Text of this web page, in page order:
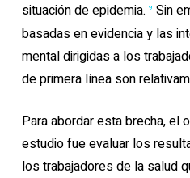
situación de epidemia. 9 Sin
basadas en evidencia y las
mental dirigidas a los
de primera línea son
Para abordar esta brecha, el
estudio fue evaluar los
los trabajadores de la salud